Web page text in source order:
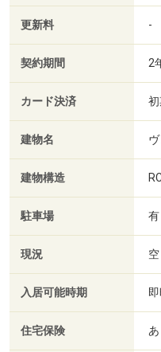
更新料 -
契約期間 2
カード決済
建物名
建物構造
駐車場
現況 空
入居可能時期
住宅保険